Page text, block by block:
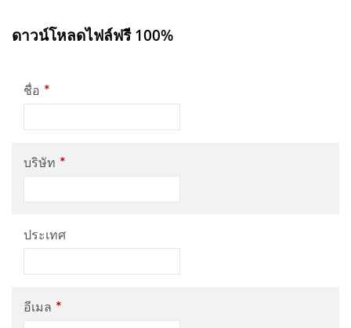
ดาวน์โหลดไฟล์ฟรี 100%
ชื่อ *
บริษัท *
ประเทศ
อีเมล *